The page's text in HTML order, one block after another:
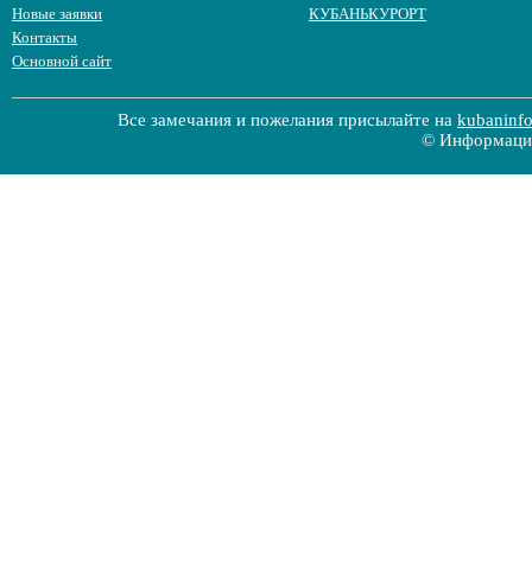
Новые заявки
Контакты
Основной сайт
КУБАНЬКУРОРТ
Все замечания и пожелания присылайте на
©